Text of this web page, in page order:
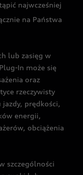
najwcześniej
na Państwa
lub zasięg w
In może się
oraz
rzeczywisty
prędkości,
energii,
obciążenia
szczególności